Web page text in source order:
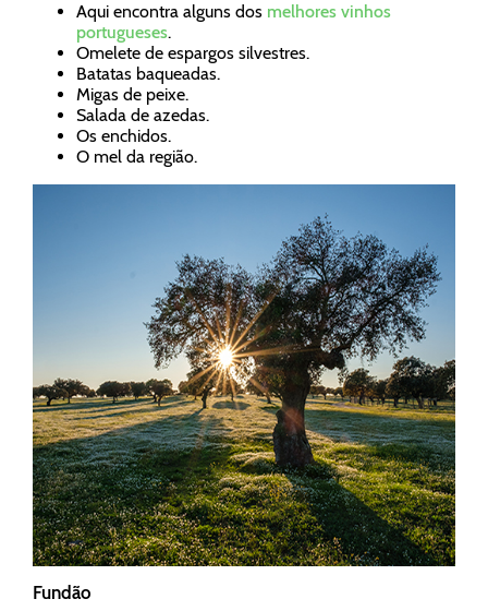
Aqui encontra alguns dos melhores vinhos
portugueses.
Omelete de espargos silvestres.
Batatas baqueadas.
Migas de peixe.
Salada de azedas.
Os enchidos.
O mel da região.
Fundão